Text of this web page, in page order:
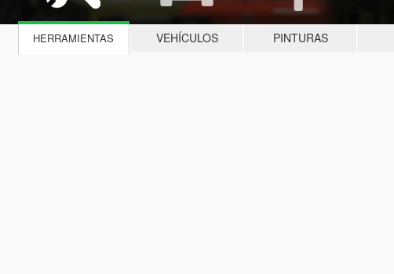
HERRAMIENTAS VEHÍCULOS PINTURAS